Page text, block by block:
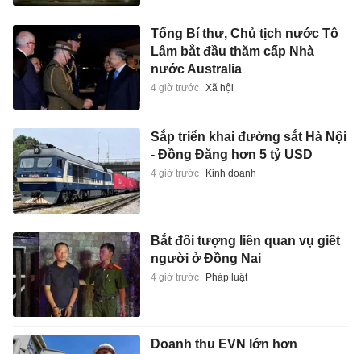
Tổng Bí thư, Chủ tịch nước Tô
Lâm bắt đầu thăm cấp Nhà
nước Australia
4 giờ trước Xã hội
Sắp triển khai đường sắt Hà Nội
- Đồng Đăng hơn 5 tỷ USD
4 giờ trước Kinh doanh
Bắt đối tượng liên quan vụ giết
người ở Đồng Nai
4 giờ trước Pháp luật
Doanh thu EVN lớn hơn